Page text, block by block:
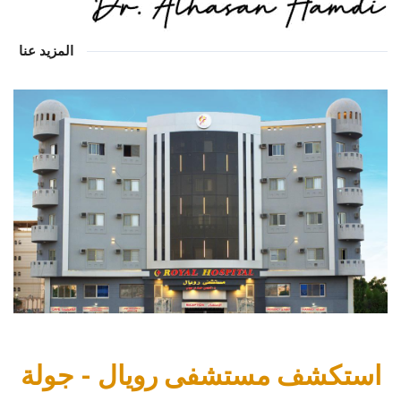
المزيد عنا
استكشف مستشفى رويال - جولة